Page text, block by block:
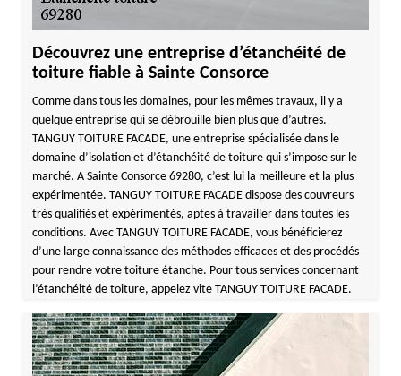
Découvrez une entreprise d’étanchéité de
toiture fiable à Sainte Consorce
Comme dans tous les domaines, pour les mêmes travaux, il y a
quelque entreprise qui se débrouille bien plus que d’autres.
TANGUY TOITURE FACADE, une entreprise spécialisée dans le
domaine d’isolation et d’étanchéité de toiture qui s’impose sur le
marché. A Sainte Consorce 69280, c’est lui la meilleure et la plus
expérimentée. TANGUY TOITURE FACADE dispose des couvreurs
très qualifiés et expérimentés, aptes à travailler dans toutes les
conditions. Avec TANGUY TOITURE FACADE, vous bénéficierez
d’une large connaissance des méthodes efficaces et des procédés
pour rendre votre toiture étanche. Pour tous services concernant
l’étanchéité de toiture, appelez vite TANGUY TOITURE FACADE.